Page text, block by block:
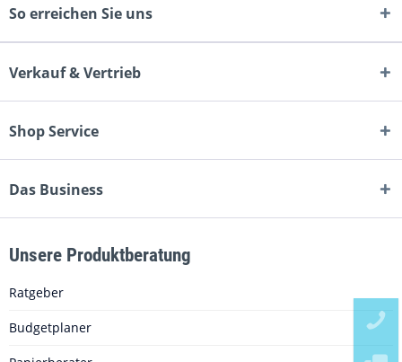
So erreichen Sie uns
Verkauf & Vertrieb
Shop Service
Das Business
Unsere Produktberatung
Ratgeber
Budgetplaner